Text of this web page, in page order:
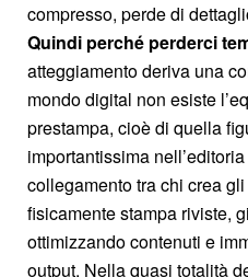
compresso, perde di
Quindi perché perderci
atteggiamento deriva una
mondo digital non esiste
prestampa, cioè di quella
importantissima
collegamento tra chi crea
fisicamente stampa riviste,
ottimizzando contenuti e
output. Nella quasi totalità